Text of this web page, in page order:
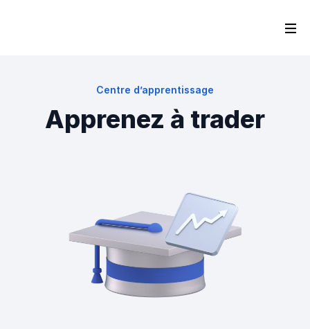
Centre d’apprentissage
Apprenez à trader